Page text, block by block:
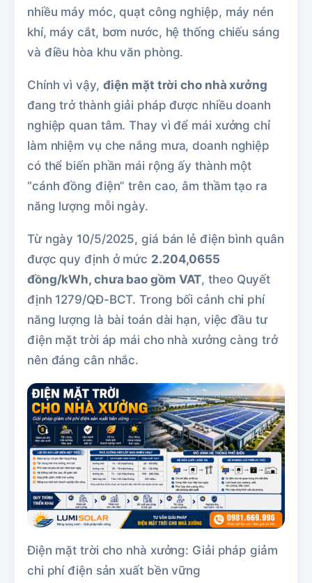
nhiều máy móc, quạt công nghiệp, máy nén
khí, máy cắt, bơm nước, hệ thống chiếu sáng
và điều hòa khu văn phòng.
Chính vì vậy, điện mặt trời cho nhà xưởng
đang trở thành giải pháp được nhiều doanh
nghiệp quan tâm. Thay vì để mái xưởng chỉ
làm nhiệm vụ che nắng mưa, doanh nghiệp
có thể biến phần mái rộng ấy thành một
“cánh đồng điện” trên cao, âm thầm tạo ra
năng lượng mỗi ngày.
Từ ngày 10/5/2025, giá bán lẻ điện bình quân
được quy định ở mức 2.204,0655
đồng/kWh, chưa bao gồm VAT, theo Quyết
định 1279/QĐ-BCT. Trong bối cảnh chi phí
năng lượng là bài toán dài hạn, việc đầu tư
điện mặt trời áp mái cho nhà xưởng càng trở
nên đáng cân nhắc.
Điện mặt trời cho nhà xưởng: Giải pháp giảm
chi phí điện sản xuất bền vững